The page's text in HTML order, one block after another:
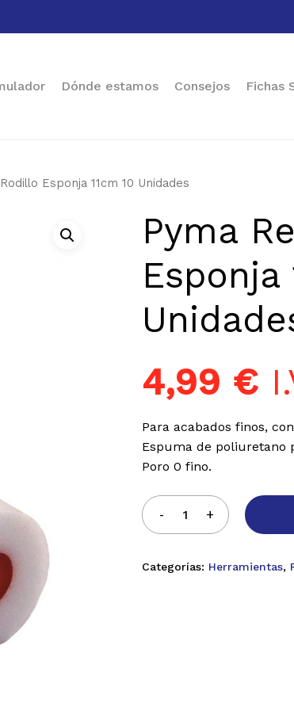
Dónde estamos Consejos Fichas
Cart
Esponja 11cm 10 Unidades
Pyma
Esponja
4,99 €
Para acabados finos,
Espuma de poliuretano
Poro 0 fino.
Categorías: Herramientas,